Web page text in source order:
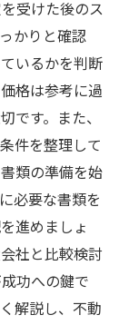
受けた後のス
かりと確認
いるかを判断
格は参考に過
です。また、
件を整理して
類の準備を始
必要な書類を
進めましょ
社と比較検討
功への鍵で
解説し、不動